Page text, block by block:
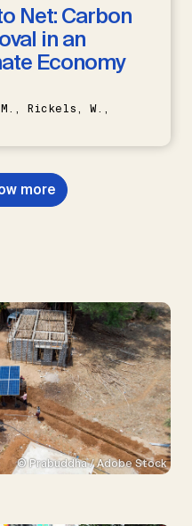
Net: Carbon
in an
Economy
Rickels, W.,
more
© Prabuddha / Adobe Stock